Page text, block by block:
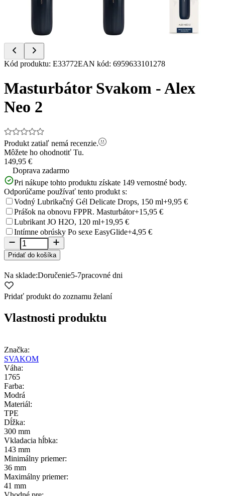
Item
of
Kód produktu: E33772EAN kód: 6959633101278
Masturbátor Svakom - Alex
Neo 2
Produkt zatiaľ nemá recenzie.
Môžete ho ohodnotiť Tu.
149,95 €
Doprava zadarmo
Pri nákupe tohto produktu získate 149 vernostné body.
Odporúčame používať tento produkt s:
Vodný Lubrikačný Gél Delicate Drops, 150 ml+9,95 €
Prášok na obnovu FPPR. Masturbátor+15,95 €
Lubrikant JO H2O, 120 ml+19,95 €
Intímne obrúsky Po sexe EasyGlide+4,95 €
Pridať do košíka
Na sklade:Doručenie5-7pracovné dni
Pridať produkt do zoznamu želaní
Vlastnosti produktu
Značka:
SVAKOM
Váha:
1765
Farba:
Modrá
Materiál:
TPE
Dĺžka:
300 mm
Vkladacia hĺbka:
143 mm
Minimálny priemer:
36 mm
Maximálny priemer:
41 mm